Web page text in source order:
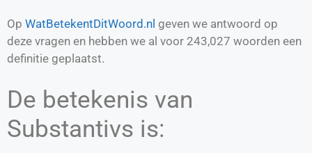
Op WatBetekentDitWoord.nl geven we antwoord op
deze vragen en hebben we al voor 243,027 woorden een
definitie geplaatst.
De betekenis van
Substantivs is: